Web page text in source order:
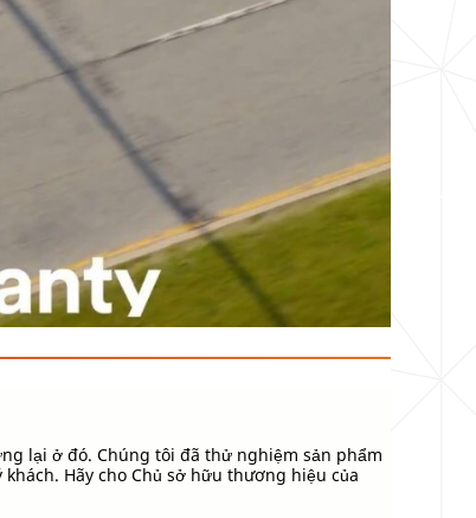
lại ở đó. Chúng tôi đã thử nghiệm sản phẩm
Hãy cho Chủ sở hữu thương hiệu của